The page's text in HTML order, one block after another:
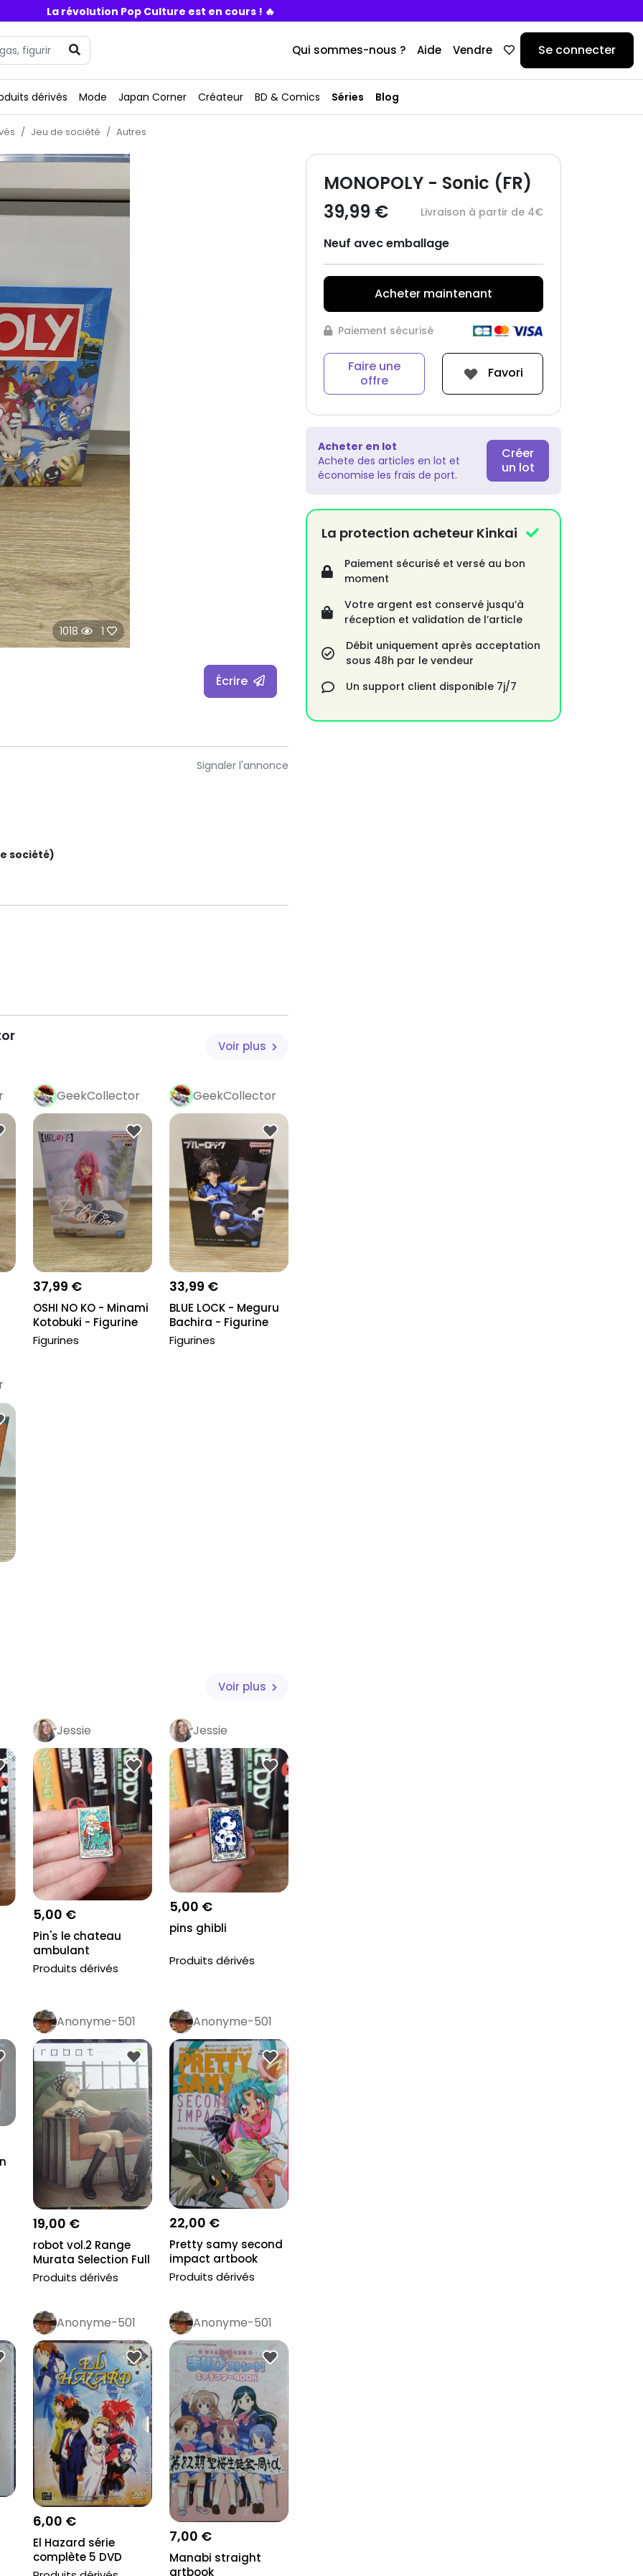
La révolution Pop Culture est en cours ! 🔥
Qui sommes-nous ? Aide Vendre Se connecter
dérivés Mode Japan Corner Créateur BD & Comics Séries Blog
Jeu de société Autres
1018 1
Écrire
Signaler l'annonce
société)
Voir plus
GeekCollector
Pro
37,99 €
OSHI NO KO - Minami
Kotobuki - Figurine
Relax Time...
Figurines
GeekCollector
Pro
33,99 €
BLUE LOCK - Meguru
Bachira - Figurine
12cm
Figurines
Voir plus
Jessie
5,00 €
Pin's le chateau
ambulant
Produits dérivés
Jessie
5,00 €
pins ghibli
Produits dérivés
Anonyme-501
19,00 €
robot vol.2 Range
Murata Selection Full
Color Comi...
Produits dérivés
Anonyme-501
22,00 €
Pretty samy second
impact artbook
tenchi Muyo sequ...
Produits dérivés
Anonyme-501
6,00 €
El Hazard série
complète 5 DVD
Anonyme-501
7,00 €
Manabi straight
artbook
MONOPOLY - Sonic (FR)
39,99 €
Livraison à partir de 4€
Neuf avec emballage
Acheter maintenant
Paiement sécurisé
Faire une
offre
Favori
Acheter en lot
Achete des articles en lot et
économise les frais de port.
Créer
un lot
La protection acheteur Kinkai
Paiement sécurisé et versé au bon
moment
Votre argent est conservé jusqu’à
réception et validation de l’article
Débit uniquement après acceptation
sous 48h par le vendeur
Un support client disponible 7j/7